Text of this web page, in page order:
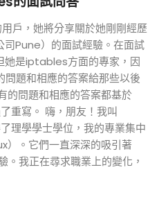
戶，她將分享關於她剛剛經歷
司Pune）的面試經驗。在面試
她是iptables方面的專家，因
題和相應的答案給那些以後
的問題和相應的答案都基於
重寫。 嗨，朋友！我叫
理學學士學位，我的專業集中
）。它們一直深深的吸引著
。我正在尋求職業上的變化，